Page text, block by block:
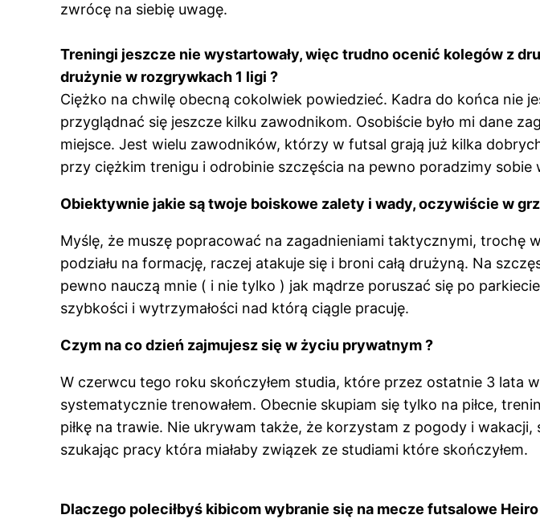
zwrócę na siebię uwagę.
Treningi jeszcze nie wystartowały, więc trudno ocenić kolegów z
drużynie w rozgrywkach 1 ligi ?
Ciężko na chwilę obecną cokolwiek powiedzieć. Kadra do końca nie
przyglądnać się jeszcze kilku zawodnikom. Osobiście było mi dane
miejsce. Jest wielu zawodników, którzy w futsal grają już kilka
przy ciężkim trenigu i odrobinie szczęścia na pewno poradzimy sobie
Obiektywnie jakie są twoje boiskowe zalety i wady, oczywiście w
Myślę, że muszę popracować na zagadnieniami taktycznymi, trochę
podziału na formację, raczej atakuje się i broni całą drużyną. Na
pewno nauczą mnie ( i nie tylko ) jak mądrze poruszać się po
szybkości i wytrzymałości nad którą ciągle pracuję.
Czym na co dzień zajmujesz się w życiu prywatnym ?
W czerwcu tego roku skończyłem studia, które przez ostatnie 3 lata
systematycznie trenowałem. Obecnie skupiam się tylko na piłce,
piłkę na trawie. Nie ukrywam także, że korzystam z pogody i
szukając pracy która miałaby związek ze studiami które skończyłem.
Dlaczego poleciłbyś kibicom wybranie się na mecze futsalowe